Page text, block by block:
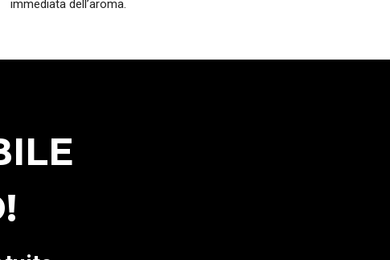
immediata dell’aroma.